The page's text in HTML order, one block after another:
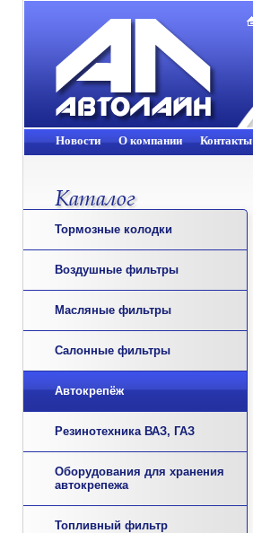
Новости О компании Контакты
Тормозные колодки
Воздушные фильтры
Масляные фильтры
Салонные фильтры
Автокрепёж
Резинотехника ВАЗ, ГАЗ
Оборудования для хранения
автокрепежа
Топливный фильтр